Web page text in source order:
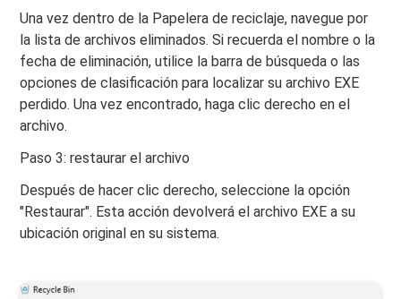
Una vez dentro de la Papelera de reciclaje, navegue por
la lista de archivos eliminados. Si recuerda el nombre o la
fecha de eliminación, utilice la barra de búsqueda o las
opciones de clasificación para localizar su archivo EXE
perdido. Una vez encontrado, haga clic derecho en el
archivo.
Paso 3: restaurar el archivo
Después de hacer clic derecho, seleccione la opción
"Restaurar". Esta acción devolverá el archivo EXE a su
ubicación original en su sistema.